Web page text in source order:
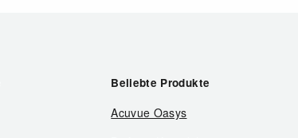
Beliebte Produkte
Acuvue Oasys